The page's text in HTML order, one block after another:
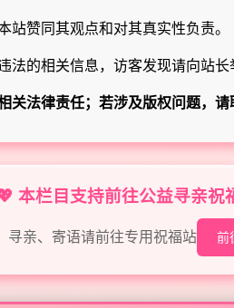
站赞同其观点和对其真实性负责。
法的相关信息，访客发现请向站长
关法律责任；若涉及版权问题，请
本栏目支持前往公益寻亲祝
寻亲、寄语请前往专用祝福站 前